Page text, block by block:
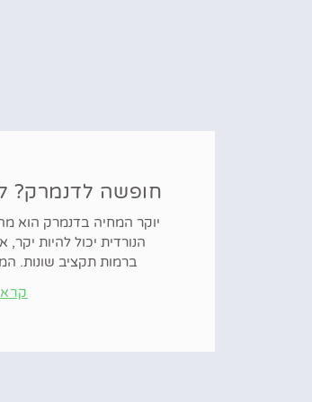
חופשה לדנמרק?
יוקר המחיה בדנמרק הוא
הנורדית יכול להיות יקר,
ברמות תקציב שונות.